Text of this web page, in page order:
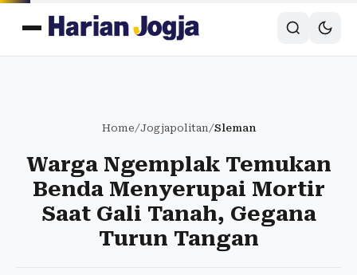
Home/Jogjapolitan/Sleman
Warga Ngemplak Temukan
Benda Menyerupai Mortir
Saat Gali Tanah, Gegana
Turun Tangan